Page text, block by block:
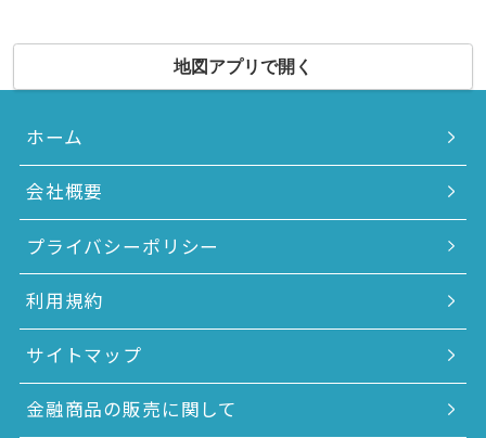
地図アプリで開く
ホーム
会社概要
プライバシーポリシー
利用規約
サイトマップ
金融商品の販売に関して